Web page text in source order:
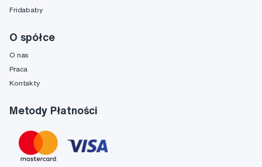
Fridababy
O spółce
O nas
Praca
Kontakty
Metody Płatności